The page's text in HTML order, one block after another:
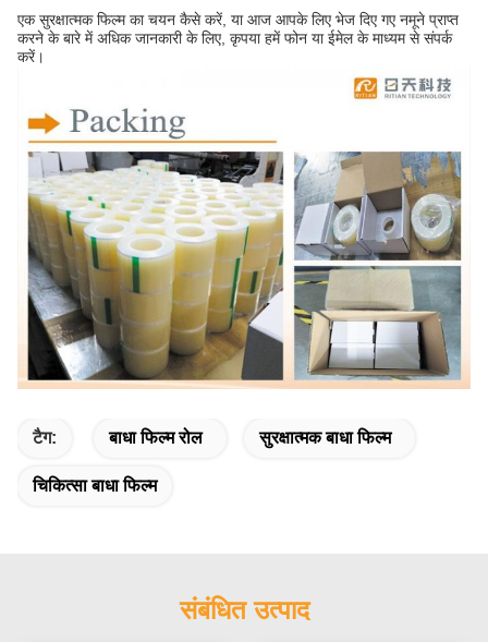
एक सुरक्षात्मक फिल्म का चयन कैसे करें, या आज आपके लिए भेज दिए गए नमूने प्राप्त
करने के बारे में अधिक जानकारी के लिए, कृपया हमें फोन या ईमेल के माध्यम से संपर्क
करें।
टैग: बाधा फिल्म रोल सुरक्षात्मक बाधा फिल्म
चिकित्सा बाधा फिल्म
संबंधित उत्पाद